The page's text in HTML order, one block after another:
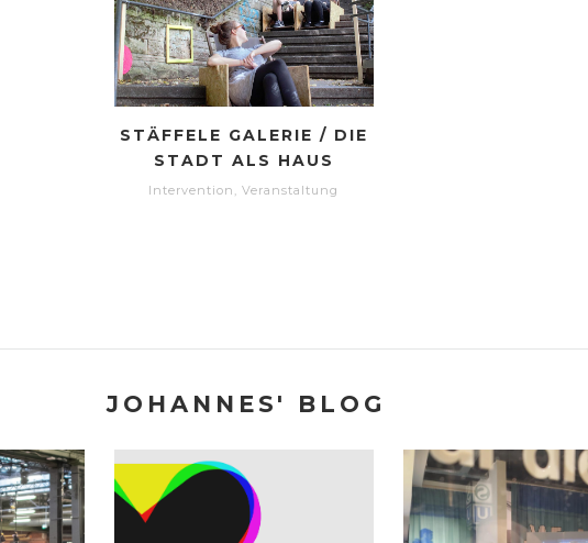
STÄFFELE GALERIE / DIE
STADT ALS HAUS
Intervention ,Veranstaltung
JOHANNES' BLOG